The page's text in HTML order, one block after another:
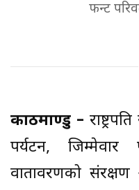
फन्ट
काठमाण्डु –
पर्यटन, जिम्मेवार
वातावरणको